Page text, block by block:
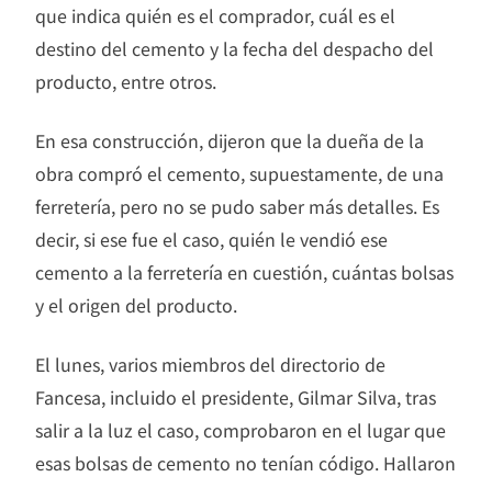
que indica quién es el comprador, cuál es el
destino del cemento y la fecha del despacho del
producto, entre otros.
En esa construcción, dijeron que la dueña de la
obra compró el cemento, supuestamente, de una
ferretería, pero no se pudo saber más detalles. Es
decir, si ese fue el caso, quién le vendió ese
cemento a la ferretería en cuestión, cuántas bolsas
y el origen del producto.
El lunes, varios miembros del directorio de
Fancesa, incluido el presidente, Gilmar Silva, tras
salir a la luz el caso, comprobaron en el lugar que
esas bolsas de cemento no tenían código. Hallaron